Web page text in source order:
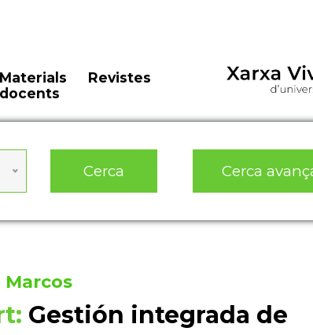
Materials
docents
Revistes
Cerca Cerca
Marcos
Gestión integrada de